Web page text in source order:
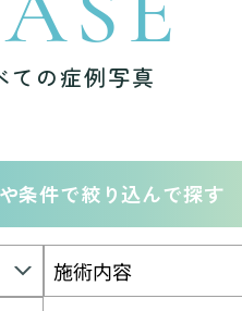
ての症例写真
条件で絞り込んで探す